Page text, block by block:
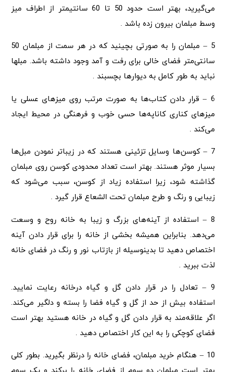
می‌گیرید، بهتر است حدود 50 تا 60 سانتیمتر از اطراف میز
وسط مبلمان بیرون زده باشد .
5 – مبلمان را به صورتی بچینید که در هر سمت از مبلمان 50
سانتی‌متر فضای خالی برای رفت و آمد وجود داشته باشد. مبلها
نباید به طور کامل به دیوارها بچسبند .
6 – قرار دادن کتاب‌ها به صورت مرتب روی میزهای عسلی یا
میزهای کناری کاناپه‌ها حسی خوب و فرهنگی در محیط ایجاد
می‌کند .
7 – کوسن‌ها وسایل تزئینی هستند که در زیباتر نمودن مبل‌ها
بسیار موثر هستند. بهتر است تعداد محدودی کوسن روی مبلمان
گذاشته شود، زیرا استفاده زیاد از کوسن، سبب می‌شود که
زیبایی و رنگ و طرح مبلمان تحت الشعاع قرار گیرد .
8 – استفاده از آینه‌های بزرگ و زیبا به خانه روح و وسعت
می‌دهد. بنابراین همیشه بخشی از خانه را برای قرار دادن آینه
اختصاص دهید تا بدینوسیله از بازتاب نور و رنگ در فضای خانه
لذت ببرید .
9 – تعادل را در قرار دادن گل و گیاه درخانه رعایت نمایید.
استفاده بیش از حد از گل و گیاه فضا را بسته و دلگیر می‌کند.
اگر علاقه‌مند به قرار دادن گل و گیاه در خانه هستید بهتر است
فضای کوچکی را به این کار اختصاص دهید .
10 – هنگام خرید مبلمان، فضای خانه را درنظر بگیرید. بطور کلی